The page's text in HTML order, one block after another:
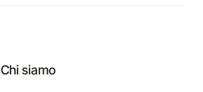
Chi siamo